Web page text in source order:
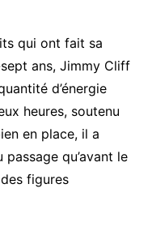
qui ont fait sa
ans, Jimmy Cliff
d’énergie
heures, soutenu
en place, il a
qu’avant le
figures